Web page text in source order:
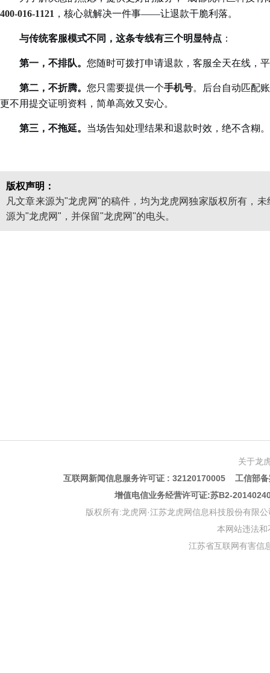
400-016-1121 ，核心就解决一件事——让退款干脆利落。
与传统客服模式不同，这条专线有三个明显特点 ：
第一，不排队。 您随时可拨打申请退款，客服全天在线，
第二，不折腾。 您只需要提供一个手机号。后台自动匹配
更不用提交证明资料，简单高效又安心。
第三，不拖延。 当场告知处理结果和退款时效，绝不含糊
版权声明：
凡文章来源为"龙虎网"的稿件，均为龙虎网独家版权所有，
源为"龙虎网"，并保留"龙虎网"的电头。
关于龙
互联网新闻信息服务许可证 : 32120170005 工信部
增值电信业务经营许可证:苏B2-
版权所有:龙虎网·江苏龙虎网信息科技股份有限
本网站违法
江苏省互联网有害